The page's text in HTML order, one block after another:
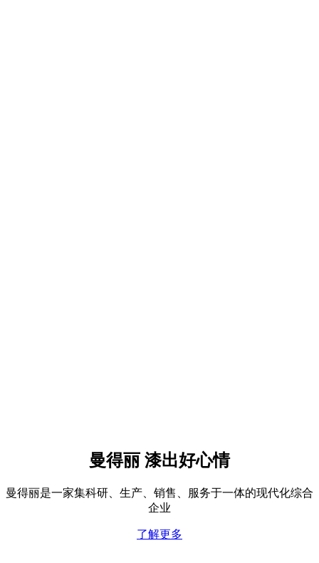
曼得丽 漆出好心情
曼得丽是一家集科研、生产、销售、服务于一体的现代化综合
企业
了解更多